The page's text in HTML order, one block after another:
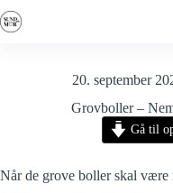
til
20. september
Grovboller –
Gå til
Når de grove boller skal være